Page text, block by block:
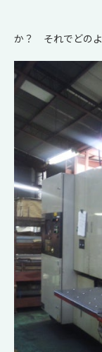
結構大
か？ それでどのよ